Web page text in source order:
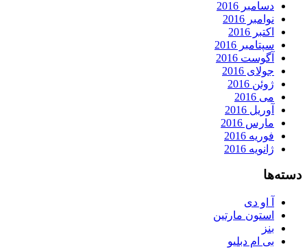
دسامبر 2016
نوامبر 2016
اکتبر 2016
سپتامبر 2016
آگوست 2016
جولای 2016
ژوئن 2016
می 2016
آوریل 2016
مارس 2016
فوریه 2016
ژانویه 2016
دسته‌ها
آ او دی
استون مارتین
بنز
بی ام دبلیو